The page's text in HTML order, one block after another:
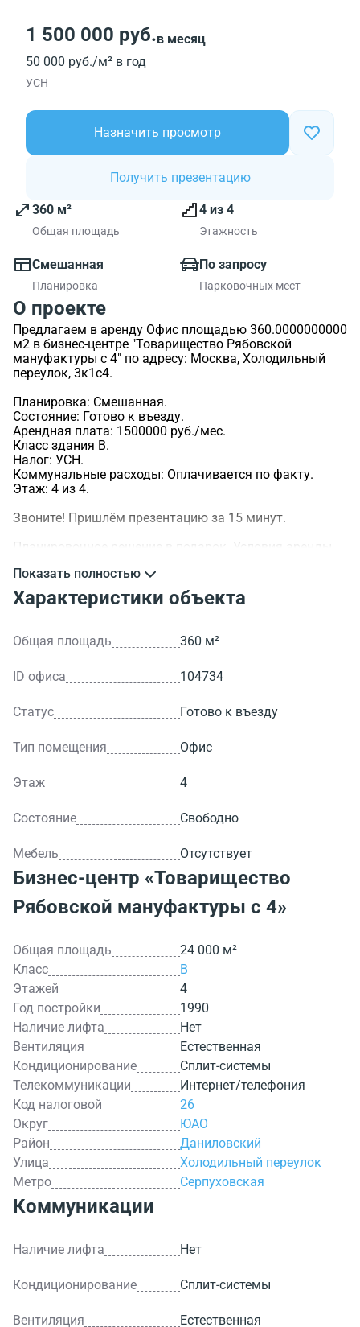
1 500 000 руб.в месяц
50 000 руб./м² в год
УСН
Назначить просмотр
Получить презентацию
360 м²
Общая площадь
4 из 4
Этажность
Смешанная
Планировка
По запросу
Парковочных мест
О проекте
Предлагаем в аренду Офис площадью 360.0000000000
м2 в бизнес-центре "Товарищество Рябовской
мануфактуры с 4" по адресу: Москва, Холодильный
переулок, 3к1с4.
Планировка: Смешанная.
Состояние: Готово к въезду.
Арендная плата: 1500000 руб./мес.
Класс здания B.
Налог: УСН.
Коммунальные расходы: Оплачивается по факту.
Этаж: 4 из 4.
Звоните! Пришлём презентацию за 15 минут.
Планировочное решение в подарок. Условия аренды
>ID объекта - 104734.
Показать полностью
Характеристики объекта
Общая площадь 360 м²
ID офиса 104734
Статус Готово к въезду
Тип помещения Офис
Этаж 4
Состояние Свободно
Мебель Отсутствует
Бизнес-центр «Товарищество
Рябовской мануфактуры с 4»
Общая площадь
24 000 м²
Класс
B
Этажей
4
Год постройки
1990
Наличие лифта
Нет
Вентиляция
Естественная
Кондиционирование
Сплит-системы
Телекоммуникации
Интернет/телефония
Код налоговой
26
Округ
ЮАО
Район
Даниловский
Улица
Холодильный переулок
Метро
Серпуховская
Коммуникации
Наличие лифта Нет
Кондиционирование Сплит-системы
Вентиляция Естественная